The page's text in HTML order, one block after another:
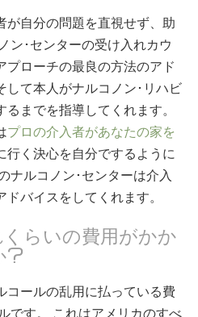
が自分の問題を直視せず、助
ン･センターの受け入れカウ
プローチの最良の方法のアド
して本人がナルコノン･リハビ
までを指導してくれます。
プロの介入者があなたの家を
行く決心を自分でするように
ナルコノン･センターは介入
バイスをしてくれます。
らいの費用がかか
?
コールの乱用に払っている費
です。 これはアメリカのすべ